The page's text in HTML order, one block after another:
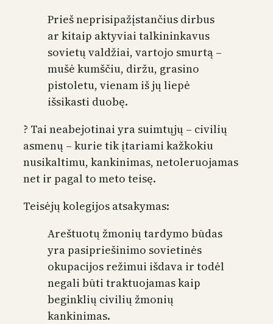
Prieš neprisipažįstančius dirbus
ar kitaip aktyviai talkininkavus
sovietų valdžiai, vartojo smurtą –
mušė kumščiu, diržu, grasino
pistoletu, vienam iš jų liepė
išsikasti duobę.
? Tai neabejotinai yra suimtųjų – civilių
asmenų – kurie tik įtariami kažkokiu
nusikaltimu, kankinimas, netoleruojamas
net ir pagal to meto teisę.
Teisėjų kolegijos atsakymas:
Areštuotų žmonių tardymo būdas
yra pasipriešinimo sovietinės
okupacijos režimui išdava ir todėl
negali būti traktuojamas kaip
beginklių civilių žmonių
kankinimas.